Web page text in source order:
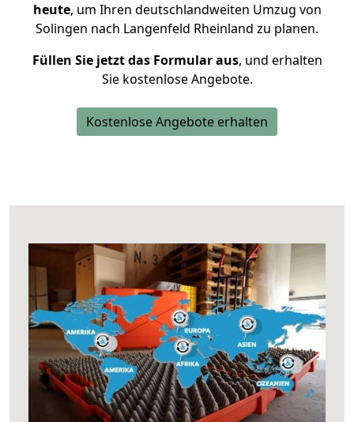
heute, um Ihren deutschlandweiten Umzug von
Solingen nach Langenfeld Rheinland zu planen.
Füllen Sie jetzt das Formular aus, und erhalten
Sie kostenlose Angebote.
Kostenlose Angebote erhalten